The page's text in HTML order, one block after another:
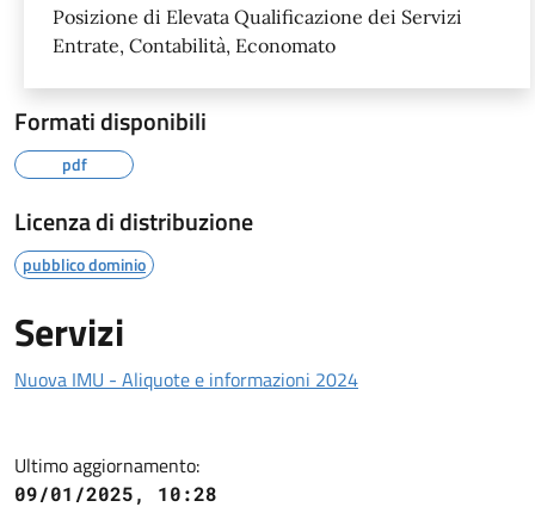
Posizione di Elevata Qualificazione dei Servizi
Entrate, Contabilità, Economato
Formati disponibili
pdf
Licenza di distribuzione
pubblico dominio
Servizi
Nuova IMU - Aliquote e informazioni 2024
Ultimo aggiornamento:
09/01/2025, 10:28